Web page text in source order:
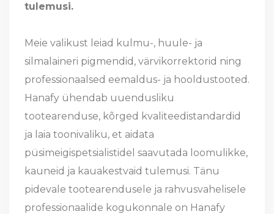
tulemusi.
Meie valikust leiad kulmu-, huule- ja
silmalaineri pigmendid, värvikorrektorid ning
professionaalsed eemaldus- ja hooldustooted.
Hanafy ühendab uuendusliku
tootearenduse, kõrged kvaliteedistandardid
ja laia toonivaliku, et aidata
püsimeigispetsialistidel saavutada loomulikke,
kauneid ja kauakestvaid tulemusi. Tänu
pidevale tootearendusele ja rahvusvahelisele
professionaalide kogukonnale on Hanafy